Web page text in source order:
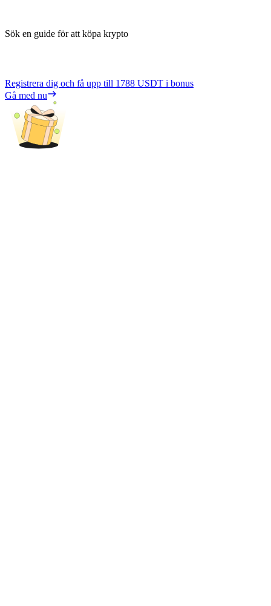
Sök en guide för att köpa krypto
Registrera dig och få upp till 1788 USDT i bonus
Gå med nu